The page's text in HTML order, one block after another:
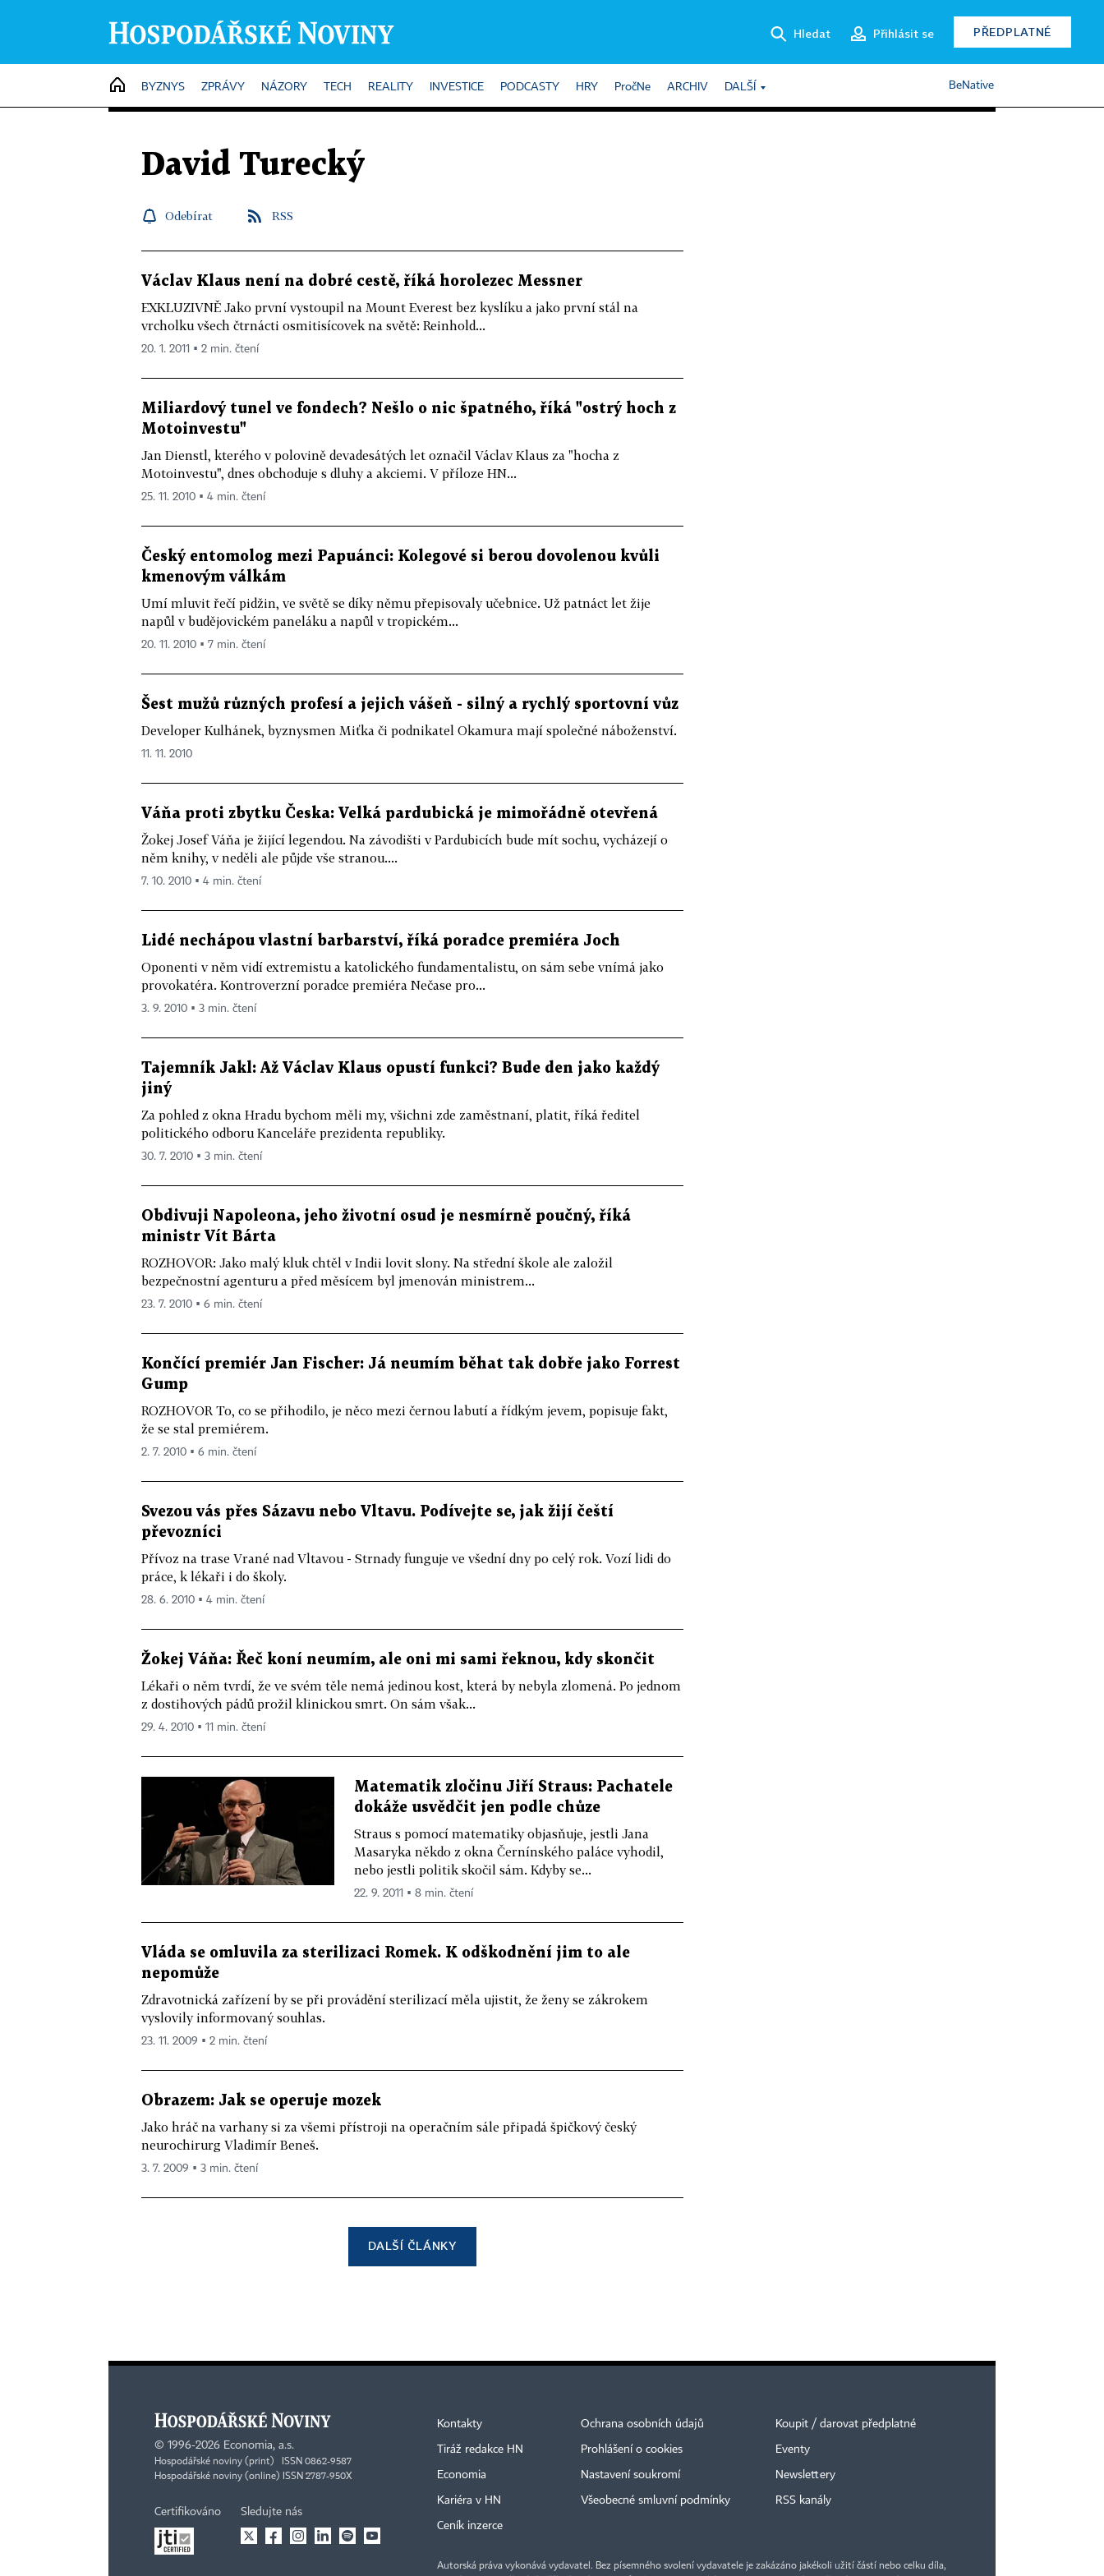
Hledat Přihlásit se PŘEDPLATNÉ
HOME
BYZNYS ZPRÁVY NÁZORY TECH REALITY INVESTICE PODCASTY HRY PročNe ARCHIV DALŠÍ BeNative
David Turecký
Odebírat RSS
Václav Klaus není na dobré cestě, říká horolezec Messner
EXKLUZIVNĚ Jako první vystoupil na Mount Everest bez kyslíku a jako první stál na
vrcholku všech čtrnácti osmitisícovek na světě: Reinhold...
20. 1. 2011 ▪ 2 min. čtení
Miliardový tunel ve fondech? Nešlo o nic špatného, říká "ostrý hoch z
Motoinvestu"
Jan Dienstl, kterého v polovině devadesátých let označil Václav Klaus za "hocha z
Motoinvestu", dnes obchoduje s dluhy a akciemi. V příloze HN...
25. 11. 2010 ▪ 4 min. čtení
Český entomolog mezi Papuánci: Kolegové si berou dovolenou kvůli
kmenovým válkám
Umí mluvit řečí pidžin, ve světě se díky němu přepisovaly učebnice. Už patnáct let žije
napůl v budějovickém paneláku a napůl v tropickém...
20. 11. 2010 ▪ 7 min. čtení
Šest mužů různých profesí a jejich vášeň - silný a rychlý sportovní vůz
Developer Kulhánek, byznysmen Miťka či podnikatel Okamura mají společné náboženství.
11. 11. 2010
Váňa proti zbytku Česka: Velká pardubická je mimořádně otevřená
Žokej Josef Váňa je žijící legendou. Na závodišti v Pardubicích bude mít sochu, vycházejí o
něm knihy, v neděli ale půjde vše stranou....
7. 10. 2010 ▪ 4 min. čtení
Lidé nechápou vlastní barbarství, říká poradce premiéra Joch
Oponenti v něm vidí extremistu a katolického fundamentalistu, on sám sebe vnímá jako
provokatéra. Kontroverzní poradce premiéra Nečase pro...
3. 9. 2010 ▪ 3 min. čtení
Tajemník Jakl: Až Václav Klaus opustí funkci? Bude den jako každý
jiný
Za pohled z okna Hradu bychom měli my, všichni zde zaměstnaní, platit, říká ředitel
politického odboru Kanceláře prezidenta republiky.
30. 7. 2010 ▪ 3 min. čtení
Obdivuji Napoleona, jeho životní osud je nesmírně poučný, říká
ministr Vít Bárta
ROZHOVOR: Jako malý kluk chtěl v Indii lovit slony. Na střední škole ale založil
bezpečnostní agenturu a před měsícem byl jmenován ministrem...
23. 7. 2010 ▪ 6 min. čtení
Končící premiér Jan Fischer: Já neumím běhat tak dobře jako Forrest
Gump
ROZHOVOR To, co se přihodilo, je něco mezi černou labutí a řídkým jevem, popisuje fakt,
že se stal premiérem.
2. 7. 2010 ▪ 6 min. čtení
Svezou vás přes Sázavu nebo Vltavu. Podívejte se, jak žijí čeští
převozníci
Přívoz na trase Vrané nad Vltavou - Strnady funguje ve všední dny po celý rok. Vozí lidi do
práce, k lékaři i do školy.
28. 6. 2010 ▪ 4 min. čtení
Žokej Váňa: Řeč koní neumím, ale oni mi sami řeknou, kdy skončit
Lékaři o něm tvrdí, že ve svém těle nemá jedinou kost, která by nebyla zlomená. Po jednom
z dostihových pádů prožil klinickou smrt. On sám však...
29. 4. 2010 ▪ 11 min. čtení
Matematik zločinu Jiří Straus: Pachatele
dokáže usvědčit jen podle chůze
Straus s pomocí matematiky objasňuje, jestli Jana
Masaryka někdo z okna Černínského paláce vyhodil,
nebo jestli politik skočil sám. Kdyby se...
22. 9. 2011 ▪ 8 min. čtení
Vláda se omluvila za sterilizaci Romek. K odškodnění jim to ale
nepomůže
Zdravotnická zařízení by se při provádění sterilizací měla ujistit, že ženy se zákrokem
vyslovily informovaný souhlas.
23. 11. 2009 ▪ 2 min. čtení
Obrazem: Jak se operuje mozek
Jako hráč na varhany si za všemi přístroji na operačním sále připadá špičkový český
neurochirurg Vladimír Beneš.
3. 7. 2009 ▪ 3 min. čtení
DALŠÍ ČLÁNKY
© 1996-2026 Economia, a.s.
Hospodářské noviny (print) ISSN 0862-9587
Hospodářské noviny (online) ISSN 2787-950X
Certifikováno Sledujte nás
Kontakty
Tiráž redakce HN
Economia
Kariéra v HN
Ceník inzerce
Ochrana osobních údajů
Prohlášení o cookies
Nastavení soukromí
Všeobecné smluvní podmínky
Koupit / darovat předplatné
Eventy
Newslettery
RSS kanály
Autorská práva vykonává vydavatel. Bez písemného svolení vydavatele je zakázáno jakékoli užití částí nebo celku díla,